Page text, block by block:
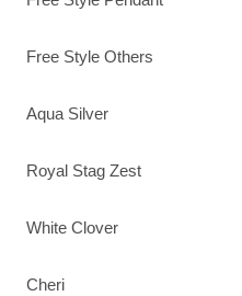
Free Style Others
Aqua Silver
Royal Stag Zest
White Clover
Cheri